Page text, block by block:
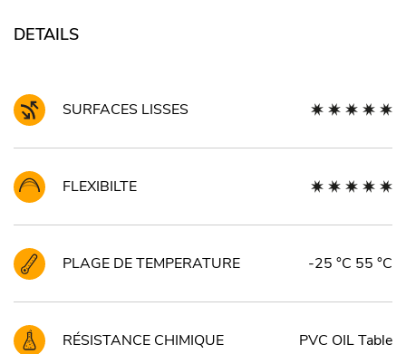
DETAILS
SURFACES LISSES
FLEXIBILTE
PLAGE DE TEMPERATURE -25 °C 55 °C
RÉSISTANCE CHIMIQUE PVC OIL Table